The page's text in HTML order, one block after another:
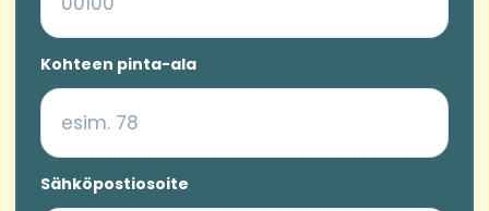
Kohteen pinta-ala
Sähköpostiosoite